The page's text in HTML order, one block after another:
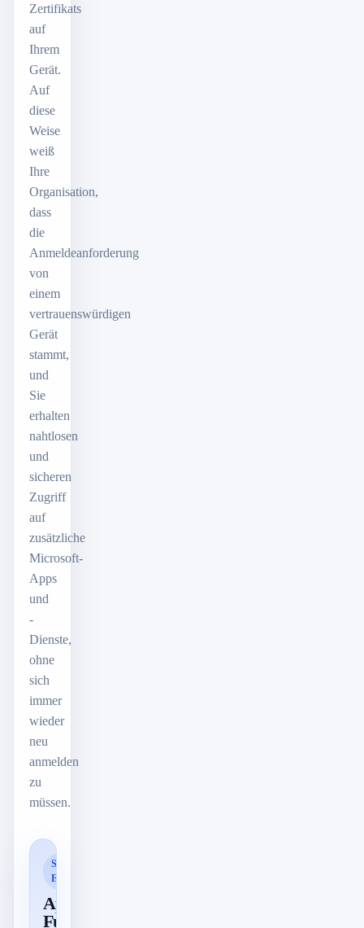
Zertifikats
auf
Ihrem
Gerät.
Auf
diese
Weise
weiß
Ihre
Organisation,
dass
die
Anmeldeanforderung
von
einem
vertrauenswürdigen
Gerät
stammt,
und
Sie
erhalten
nahtlosen
und
sicheren
Zugriff
auf
zusätzliche
Microsoft-
Apps
und
-
Dienste,
ohne
sich
immer
wieder
neu
anmelden
zu
müssen.
SMART
ERKANNT
App-
Funktionen